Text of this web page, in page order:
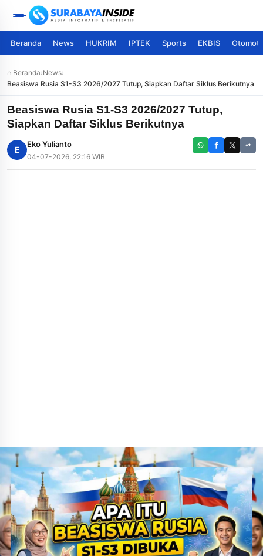
Beranda News HUKRIM IPTEK Sports EKBIS
⌂ Beranda›News›
Beasiswa Rusia S1-S3 2026/2027 Tutup, Siapkan Daftar Siklus Berikutnya
Beasiswa Rusia S1-S3 2026/2027 Tutup,
Siapkan Daftar Siklus Berikutnya
E
Eko Yulianto
04-07-2026, 22:16 WIB